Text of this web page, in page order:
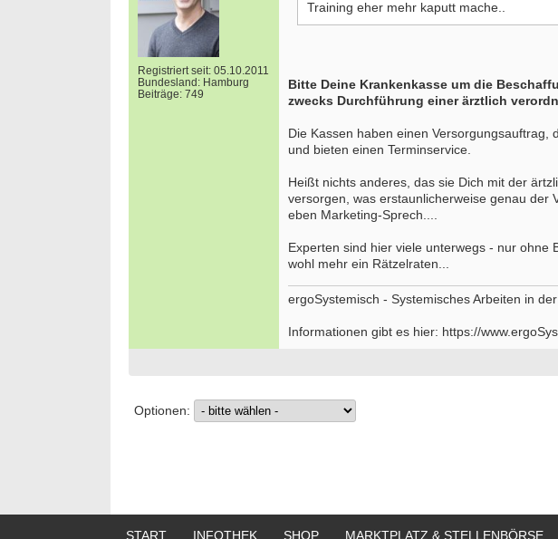
Registriert seit: 05.10.2011
Bundesland: Hamburg
Beiträge: 749
Training eher mehr kaputt mache..
Bitte Deine Krankenkasse um die
zwecks Durchführung einer ärztlich
Die Kassen haben einen Versorgungsauftrag,
und bieten einen Terminservice.
Heißt nichts anderes, das sie Dich mit der
versorgen, was erstaunlicherweise genau der
eben Marketing-Sprech....
Experten sind hier viele unterwegs - nur ohne
wohl mehr ein Rätzelraten...
ergoSystemisch - Systemisches Arbeiten in
Informationen gibt es hier: https://
Optionen:
START INFOTHEK SHOP MARKTPLATZ & STELLENBÖRSE